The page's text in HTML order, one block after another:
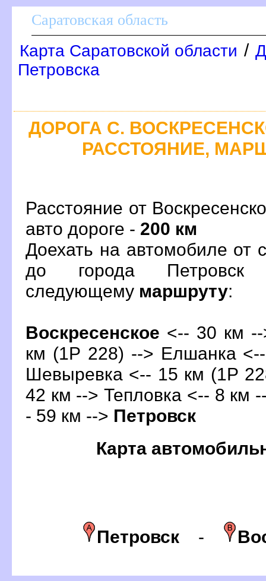
Саратовская область
Карта Саратовской области /
Петровска
ДОРОГА С.
РАССТОЯНИЕ,
Расстояние от
авто дороге - 200 км
Доехать на автомобиле от
до города Петровск
следующему маршруту:
оскресенское <-- 30 км
км (1Р 228) --> Елшанка
Шевыревка <-- 15 км (1Р
42 км --> Тепловка <-- 8 км
- 59 км --> Петровск
Карта
Петровск-